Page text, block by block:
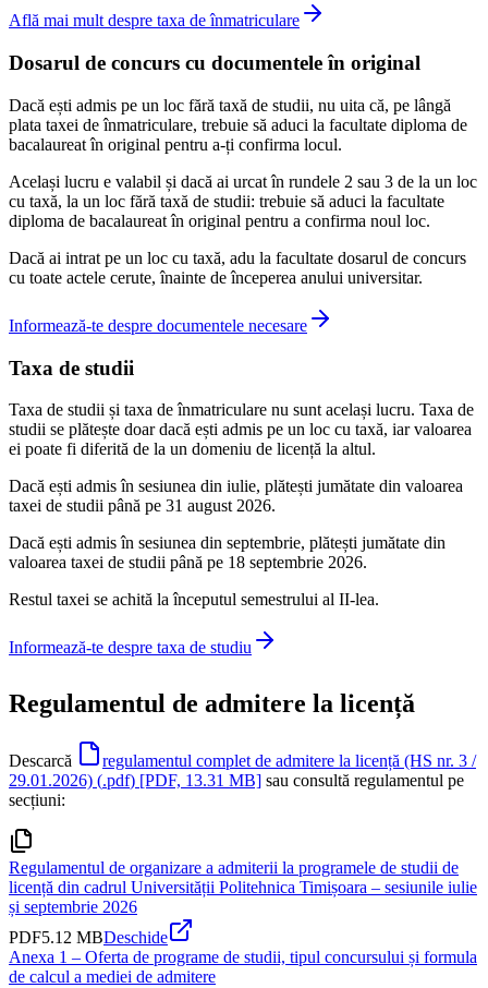
Află mai mult despre taxa de înmatriculare
Dosarul de concurs cu documentele în original
Dacă ești admis pe un loc fără taxă de studii, nu uita că, pe lângă
plata taxei de înmatriculare, trebuie să aduci la facultate diploma de
bacalaureat în original pentru a-ți confirma locul.
Același lucru e valabil și dacă ai urcat în rundele 2 sau 3 de la un loc
cu taxă, la un loc fără taxă de studii: trebuie să aduci la facultate
diploma de bacalaureat în original pentru a confirma noul loc.
Dacă ai intrat pe un loc cu taxă, adu la facultate dosarul de concurs
cu toate actele cerute, înainte de începerea anului universitar.
Informează-te despre documentele necesare
Taxa de studii
Taxa de studii și taxa de înmatriculare nu sunt același lucru. Taxa de
studii se plătește doar dacă ești admis pe un loc cu taxă, iar valoarea
ei poate fi diferită de la un domeniu de licență la altul.
Dacă ești admis în sesiunea din iulie, plătești jumătate din valoarea
taxei de studii până pe 31 august 2026.
Dacă ești admis în sesiunea din septembrie, plătești jumătate din
valoarea taxei de studii până pe 18 septembrie 2026.
Restul taxei se achită la începutul semestrului al II-lea.
Informează-te despre taxa de studiu
Regulamentul de admitere la licență
Descarcă
regulamentul complet de admitere la licență (HS nr. 3 /
29.01.2026) (.pdf) [PDF, 13.31 MB] sau consultă regulamentul pe
secțiuni:
Regulamentul de organizare a admiterii la programele de studii de
licență din cadrul Universității Politehnica Timișoara – sesiunile iulie
și septembrie 2026
PDF5.12 MBDeschide
Anexa 1 – Oferta de programe de studii, tipul concursului și formula
de calcul a mediei de admitere